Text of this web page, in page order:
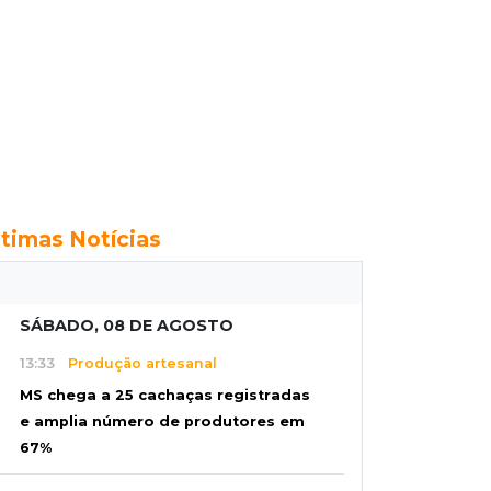
Notícias
SÁBADO, 08 DE AGOSTO
13:33 Produção artesanal
MS chega a 25 cachaças registradas
e amplia número de produtores em
67%